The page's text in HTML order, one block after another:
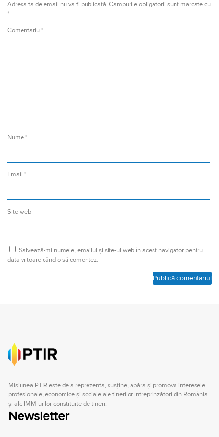
Adresa ta de email nu va fi publicată. Câmpurile obligatorii sunt marcate cu
*
Comentariu *
Nume *
Email *
Site web
Salvează-mi numele, emailul și site-ul web în acest navigator pentru
data viitoare când o să comentez.
Misiunea PTIR este de a reprezenta, susţine, apăra şi promova interesele
profesionale, economice şi sociale ale tinerilor întreprinzători din România
şi ale IMM-urilor constituite de tineri.
Newsletter